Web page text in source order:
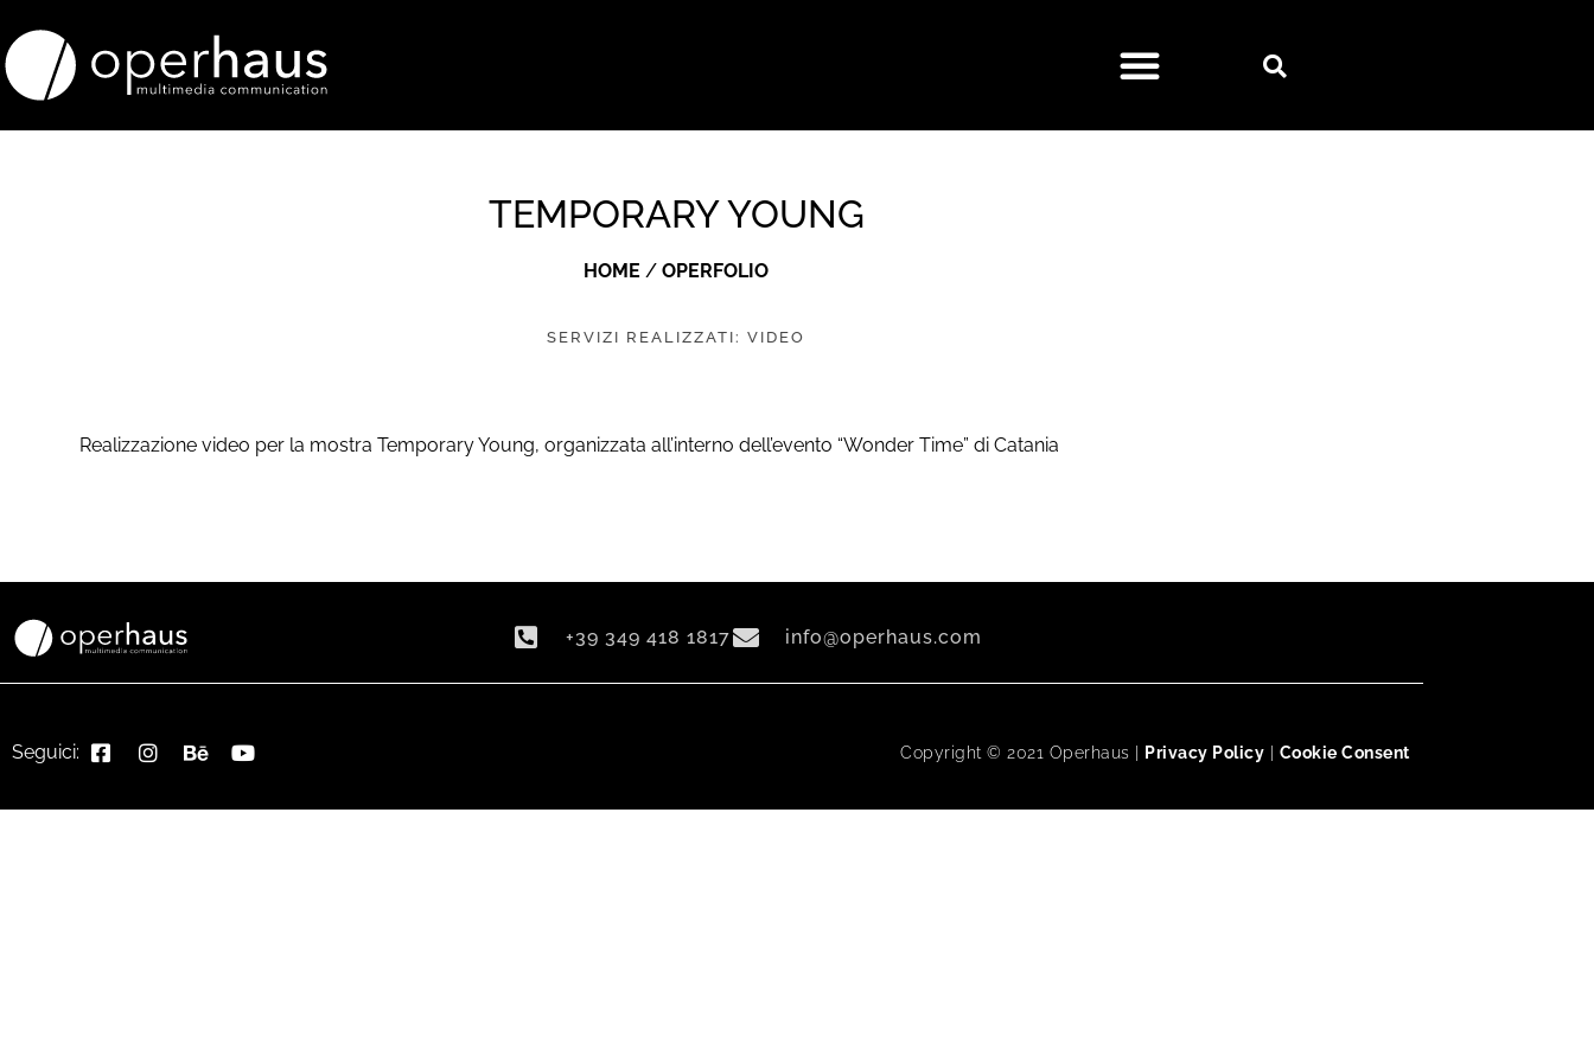
TEMPORARY YOUNG
HOME / OPERFOLIO
SERVIZI REALIZZATI: VIDEO
Realizzazione video per la mostra Temporary Young, organizzata all’interno dell’evento “Wonder Time” di Catania
+39 349 418 1817 info@operhaus.com
Seguici: Copyright © 2021 Operhaus | Privacy Policy Cookie Consent